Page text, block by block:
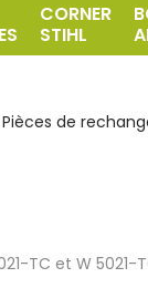
CORNER
STIHL
Pièces de
TC et W 5021-